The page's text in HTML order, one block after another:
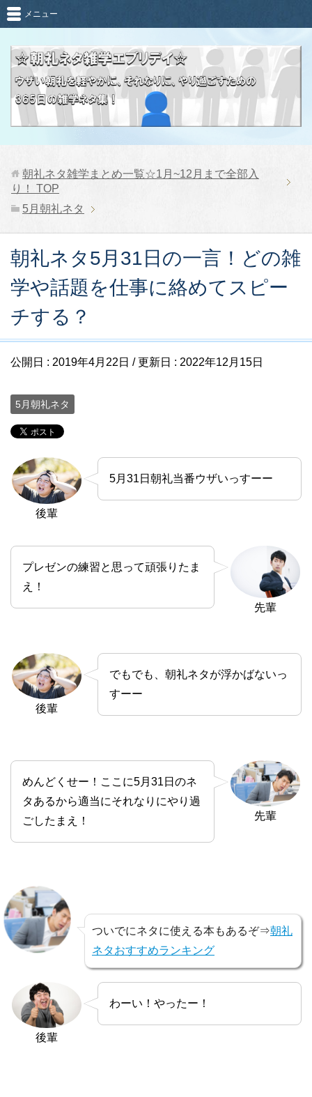
メニュー
朝礼ネタ雑学まとめ一覧☆1月~12月まで全部入
り！
TOP
5月朝礼ネタ
朝礼ネタ5月31日の一言！どの雑
学や話題を仕事に絡めてスピー
チする？
公開日 : 2019年4月22日 / 更新日 : 2022年12月15日
5月朝礼ネタ
後輩
5月31日朝礼当番ウザいっすーー
先輩
プレゼンの練習と思って頑張りたま
え！
後輩
でもでも、朝礼ネタが浮かばないっ
すーー
先輩
めんどくせー！ここに5月31日のネ
タあるから適当にそれなりにやり過
ごしたまえ！
ついでにネタに使える本もあるぞ⇒朝礼
ネタおすすめランキング
後輩
わーい！やったー！